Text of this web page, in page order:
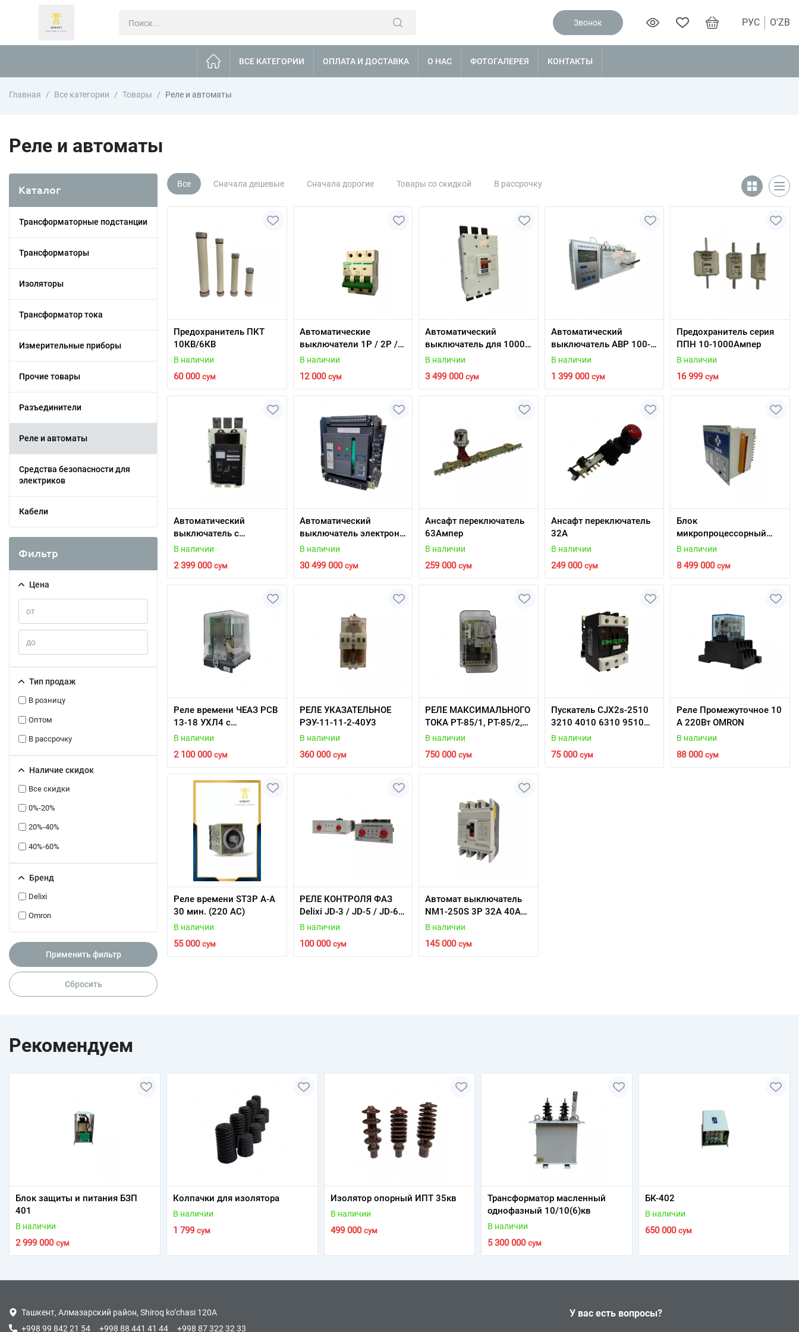
Звонок РУС O'ZB
ВСЕ КАТЕГОРИИ ОПЛАТА И ДОСТАВКА О НАС ФОТОГАЛЕРЕЯ КОНТАКТЫ
Главная Все категории Товары Реле и автоматы
Реле и автоматы
Каталог
Трансформаторные подстанции
Трансформаторы
Изоляторы
Трансформатор тока
Измерительные приборы
Прочие товары
Разъединители
Реле и автоматы
Средства безопасности для
электриков
Кабели
Фильтр
Цена
Тип продаж
В розницу
Оптом
В рассрочку
Наличие скидок
Все скидки
0%-20%
20%-40%
40%-60%
Бренд
Delixi
Omron
Применить фильтр
Сбросить
Все Сначала дешевые Сначала дорогие Товары со скидкой В рассрочку
Предохранитель ПКТ
10КВ/6КВ
В наличии
60 000 сум
Автоматические
выключатели 1P / 2P /
3P
В наличии
12 000 сум
Автоматический
выключатель для 1000-
1600 Ампер
В наличии
3 499 000сум
Автоматический
выключатель АВР 100-
1000Ампер.
В наличии
1 399 000 сум
Предохранитель серия
ППН 10-1000Ампер
В наличии
16 999сум
Автоматический
выключатель с
электроприводом 630-
В наличии
2 399 000 сум
Автоматический
выключатель электрон
0,4кв 630-4000А
В наличии
30 499 000 сум
Ансафт переключатель
63Ампер
В наличии
259 000сум
Ансафт переключатель
32А
В наличии
249 000 сум
Блок
микропроцессорный
релейной защиты
В наличии
8 499 000сум
Реле времени ЧЕАЗ РСВ
13-18 УХЛ4 с
креплением
В наличии
2 100 000 сум
РЕЛЕ УКАЗАТЕЛЬНОЕ
РЭУ-11-11-2-40У3
В наличии
360 000 сум
РЕЛЕ МАКСИМАЛЬНОГО
ТОКА РТ-85/1, РТ-85/2,
РТ-81/2, РТ-82/1
В наличии
750 000сум
Пускатель CJX2s-2510
3210 4010 6310 9510
220V/230V 50/60Hz
В наличии
75 000 сум
Реле Промежуточное 10
А 220Вт OMRON
В наличии
88 000сум
Реле времени ST3P A-A
30 мин. (220 AC)
В наличии
55 000 сум
РЕЛЕ КОНТРОЛЯ ФАЗ
Delixi JD-3 / JD-5 / JD-6
(1-100A)
В наличии
100 000 сум
Автомат выключатель
NM1-250S 3P 32A 40A
63A 100A 160A 250A
В наличии
145 000сум
Рекомендуем
Блок защиты и питания БЗП
401
В наличии
2 999 000 сум
Колпачки для изолятора
В наличии
1 799 сум
Изолятор опорный ИПТ 35кв
В наличии
499 000 сум
Трансформатор масленный
однофазный 10/10(6)кв
В наличии
5 300 000сум
БК-402
В наличии
650 000сум
Ташкент, Алмазарский район, Shiroq ko’chasi 120A
+998 99 842 21 54
+998 88 441 41 44 +998 87 322 32 33
У вас есть вопросы?